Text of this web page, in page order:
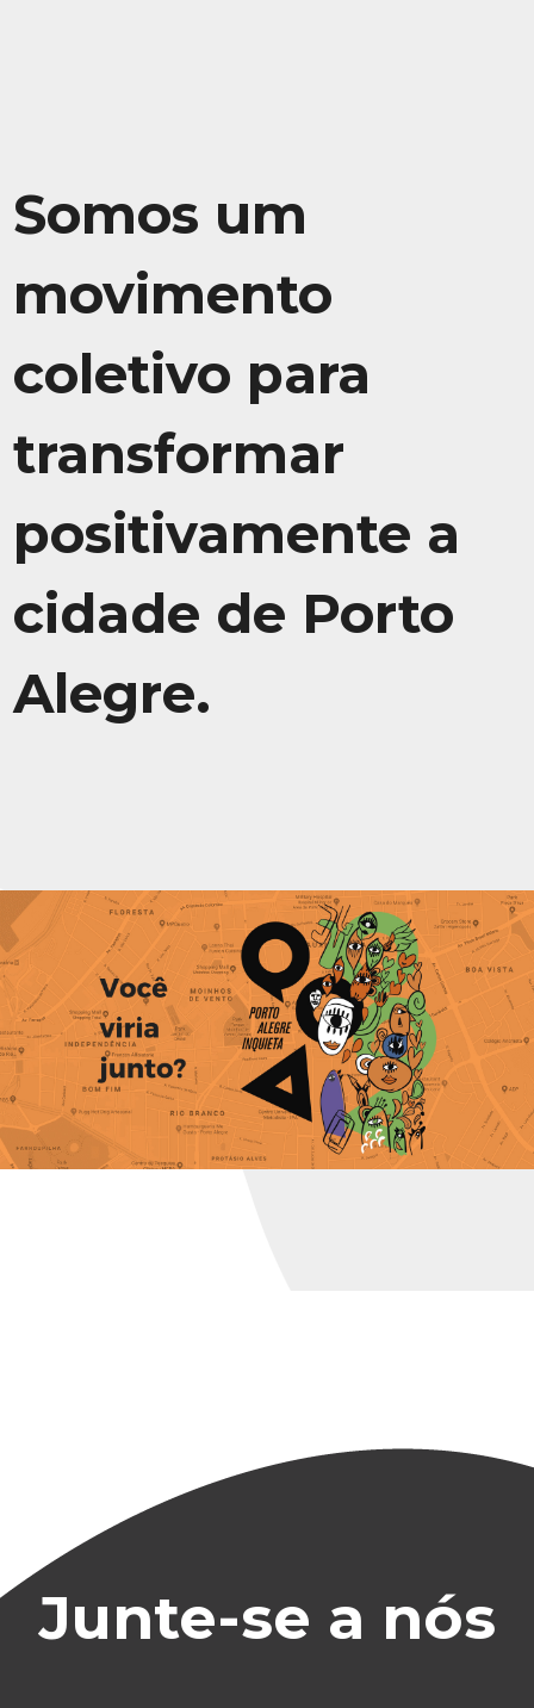
Somos um
movimento
coletivo para
transformar
positivamente a
cidade de Porto
Alegre.
Junte-se a nós